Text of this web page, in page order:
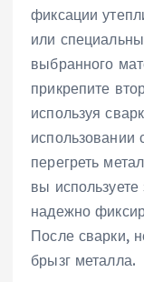
фиксации
или
выбранного
прикрепите
используя
использовании
перегреть
вы используете
надежно
После сварки,
брызг металла.